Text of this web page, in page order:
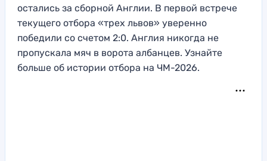
остались за сборной Англии. В первой встрече
текущего отбора «трех львов» уверенно
победили со счетом 2:0. Англия никогда не
пропускала мяч в ворота албанцев. Узнайте
больше об истории отбора на ЧМ-2026.